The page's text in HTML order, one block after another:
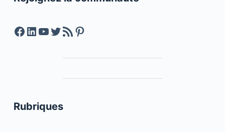
Facebook
LinkedIn
YouTube
Twitter
Feed RSSPinterest
Rubriques